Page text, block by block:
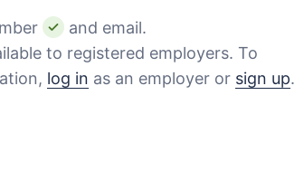
and email.
to registered employers. To
log in as an employer or sign up.